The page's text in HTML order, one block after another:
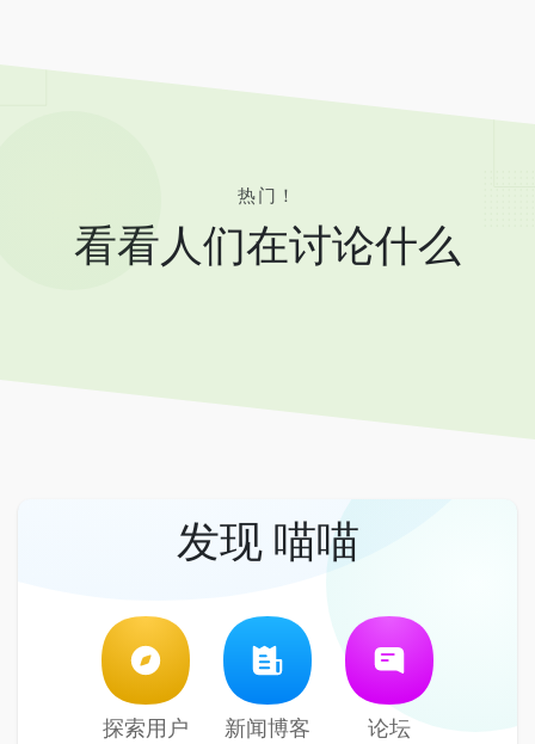
热门！
看看人们在讨论什么
发现 喵喵
探索用户 新闻博客 论坛